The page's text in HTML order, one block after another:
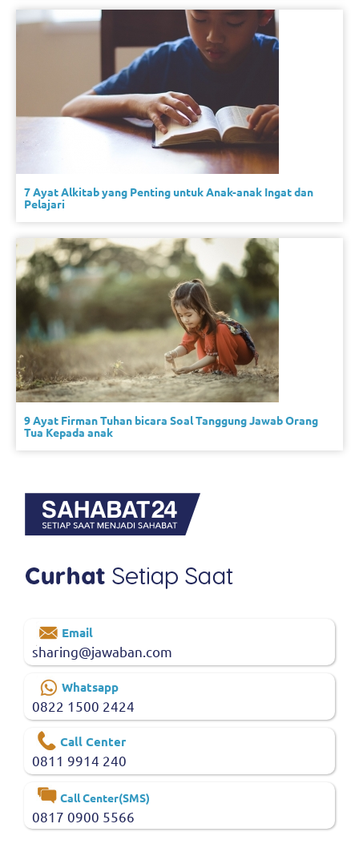
7 Ayat Alkitab yang Penting untuk Anak-anak Ingat dan
Pelajari
9 Ayat Firman Tuhan bicara Soal Tanggung Jawab Orang
Tua Kepada anak
Email
sharing@jawaban.com
Whatsapp
0822 1500 2424
Call Center
0811 9914 240
Call Center(SMS)
0817 0900 5566